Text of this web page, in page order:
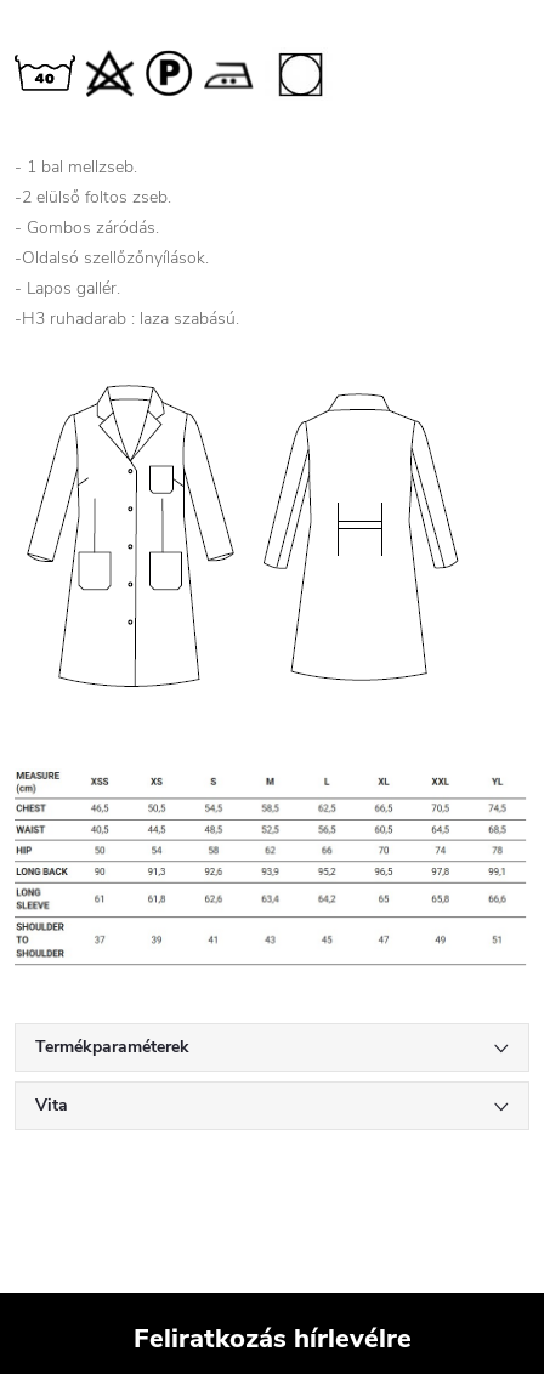
- 1 bal mellzseb.
-2 elülső foltos zseb.
- Gombos záródás.
-Oldalsó szellőzőnyílások.
- Lapos gallér.
-H3 ruhadarab : laza szabású.
Termékparaméterek
Vita
Feliratkozás hírlevélre